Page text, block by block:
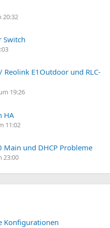
20:32
Switch
Reolink E1Outdoor und RLC-
19:26
HA
11:02
Main und DHCP Probleme
23:00
Konfigurationen